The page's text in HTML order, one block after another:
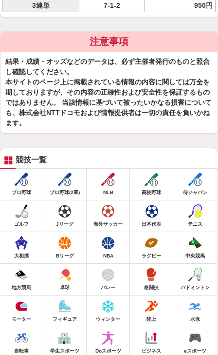
3連単
7-1-2 950円
注意事項
結果・成績・オッズなどのデータは、必ず主催者発行のものと照合
し確認してください。
本サイトのページ上に掲載されている情報の内容に関しては万全を
期しておりますが、その内容の正確性および安全性を保証するもの
ではありません。 当該情報に基づいて被ったいかなる損害について
も、株式会社NTTドコモおよび情報提供者は一切の責任を負いかね
ます。
競技一覧
プロ野球 プロ野球(2軍) MLB 高校野球 侍ジャパン
ゴルフ Jリーグ 海外サッカー 日本代表 テニス
大相撲 Bリーグ NBA ラグビー 中央競馬
地方競馬 卓球 バレー 格闘技 バドミントン
モーター フィギュア ウィンター 陸上 水泳
自転車 学生スポーツ Doスポーツ ビジネス eスポーツ